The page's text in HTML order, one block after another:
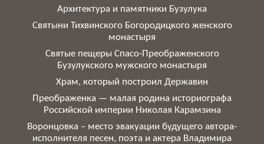
Архитектура и памятники Бузулука
Святыни Тихвинского Богородицкого женского
монастыря
Святые пещеры Спасо-Преображенского
Бузулукского мужского монастыря
Храм, который построил Державин
Преображенка — малая родина историографа
Российской империи Николая Карамзина
Воронцовка – место эвакуации будущего автора-
исполнителя песен, поэта и актера Владимира